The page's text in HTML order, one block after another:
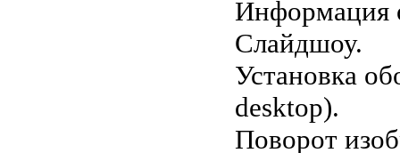
Информация
Слайдшоу.
Установка
desktop).
Поворот